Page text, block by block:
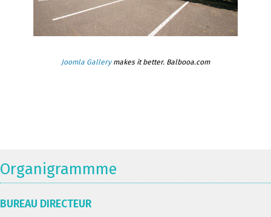
Joomla Gallerymakes it better. Balbooa.com
Organigrammme
BUREAU DIRECTEUR